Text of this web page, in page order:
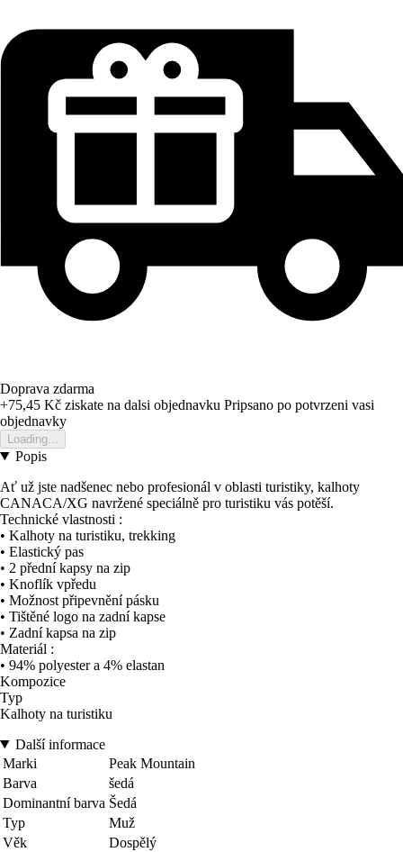
Doprava zdarma
+75,45 Kč ziskate na dalsi objednavku Pripsano po potvrzeni vasi
objednavky
Loading...
Popis
Ať už jste nadšenec nebo profesionál v oblasti turistiky, kalhoty
CANACA/XG navržené speciálně pro turistiku vás potěší.
Technické vlastnosti :
• Kalhoty na turistiku, trekking
• Elastický pas
• 2 přední kapsy na zip
• Knoflík vpředu
• Možnost připevnění pásku
• Tištěné logo na zadní kapse
• Zadní kapsa na zip
Materiál :
• 94% polyester a 4% elastan
Kompozice
Typ
Kalhoty na turistiku
Další informace
Marki
Peak Mountain
Barva
šedá
Dominantní barva Šedá
Typ
Muž
Věk
Dospělý